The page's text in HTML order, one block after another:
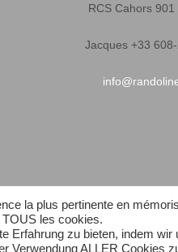
RCS Cahors 901
Jacques +33
la plus pertinente en
les cookies.
zu bieten, indem wir
Verwendung ALLER Cookies